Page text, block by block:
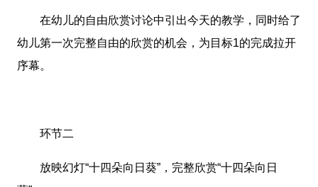
在幼儿的自由欣赏讨论中引出今天的教学，同时给了
幼儿第一次完整自由的欣赏的机会，为目标1的完成拉开
序幕。
环节二
放映幻灯“十四朵向日葵”，完整欣赏“十四朵向日